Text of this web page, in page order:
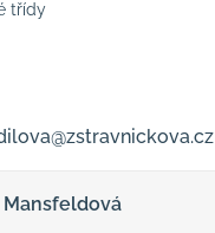
třídy
Mansfeldová